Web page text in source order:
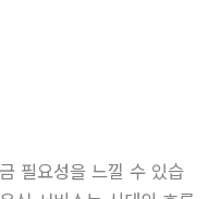
필요성을 느낄 수 있습